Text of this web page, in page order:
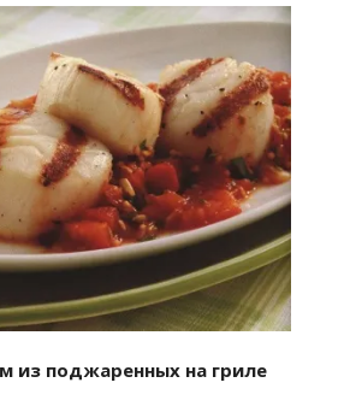
из поджаренных на гриле